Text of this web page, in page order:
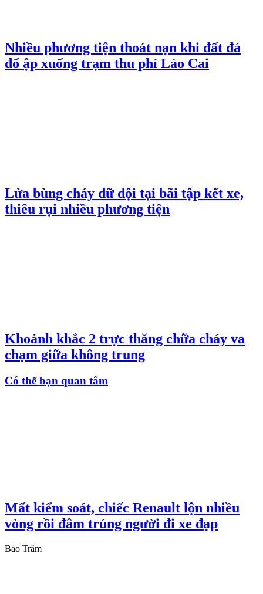
Nhiều phương tiện thoát nạn khi đất đá
đổ ập xuống trạm thu phí Lào Cai
Lửa bùng cháy dữ dội tại bãi tập kết xe,
thiêu rụi nhiều phương tiện
Khoảnh khắc 2 trực thăng chữa cháy va
chạm giữa không trung
Có thể bạn quan tâm
Mất kiểm soát, chiếc Renault lộn nhiều
vòng rồi đâm trúng người đi xe đạp
Bảo Trâm